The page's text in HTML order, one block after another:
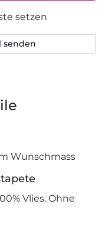
setzen
senden
Wunschmass
Vlies. Ohne